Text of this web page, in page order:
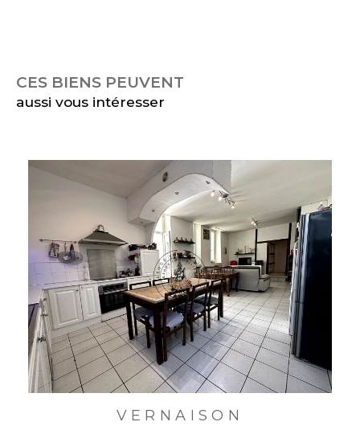
CES BIENS PEUVENT
aussi vous intéresser
VERNAISON